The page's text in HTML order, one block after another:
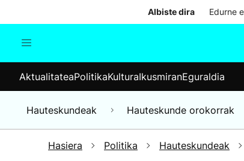
Albiste dira Edurne
Munduko albisteak
Hauteskundeak
AktualitateaPolitikaKulturaIkusmiranEguraldia
Hauteskundeak Hauteskunde orokorrak
Hasiera Politika Hauteskundeak